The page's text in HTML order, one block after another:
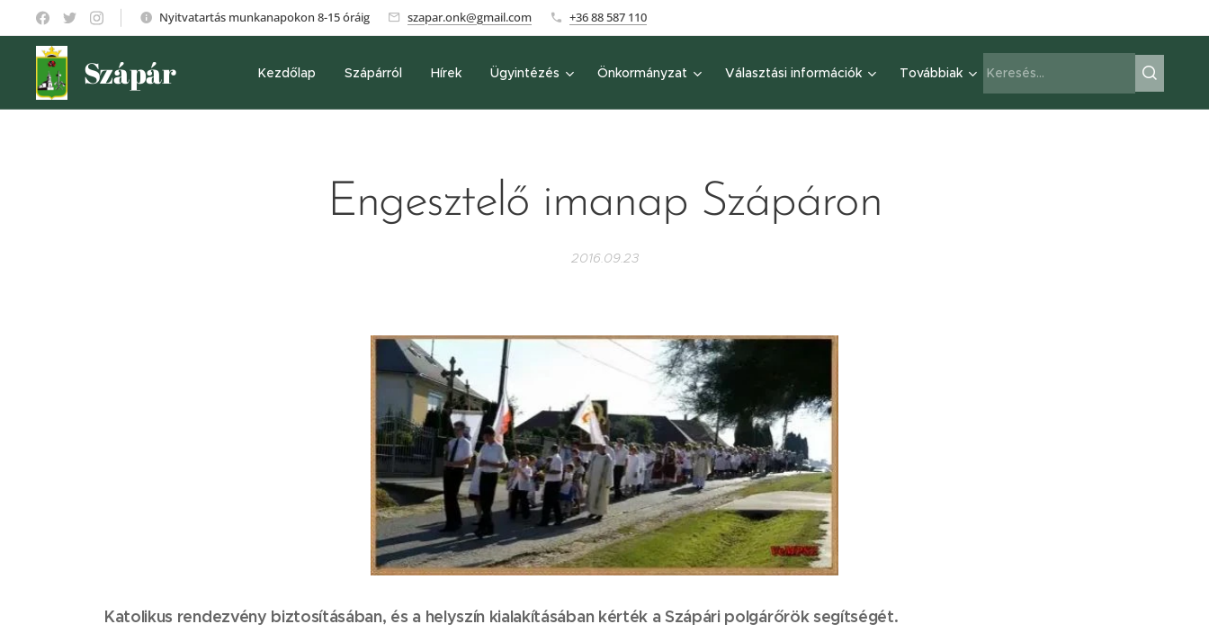
Nyitvatartás munkanapokon 8-15 óráig szapar.onk@gmail.com +36 88 587 110
Szápár Kezdőlap Szápárról Hírek Ügyintézés Önkormányzat Választási információk Továbbiak
Engesztelő imanap Szápáron
2016.09.23
Katolikus rendezvény biztosításában, és a helyszín kialakításában kérték a Szápári polgárőrök segítségét.